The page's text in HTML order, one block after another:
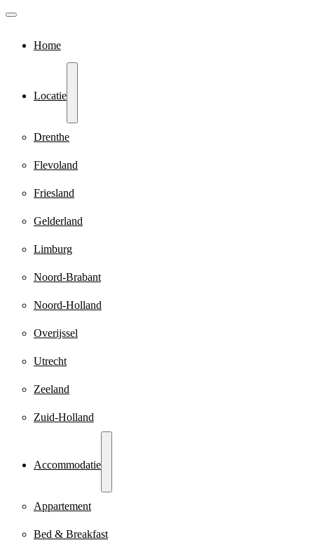
Home
Locatie
Drenthe
Flevoland
Friesland
Gelderland
Limburg
Noord-Brabant
Noord-Holland
Overijssel
Utrecht
Zeeland
Zuid-Holland
Accommodatie
Appartement
Bed & Breakfast